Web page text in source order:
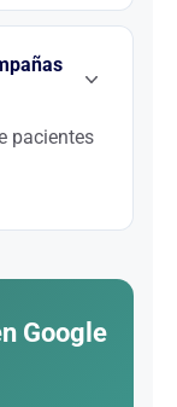
una
cubre todas
a estos
pacientes
un
Google